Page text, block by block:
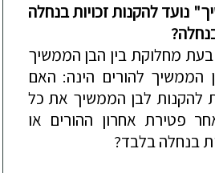
נועד להקנות זכויות בנחלה
מחלוקת בין הבן הממשיך
הממשיך להורים הינה: האם
להקנות לבן הממשיך את כל
פטירת אחרון ההורים או
בנחלה בלבד?